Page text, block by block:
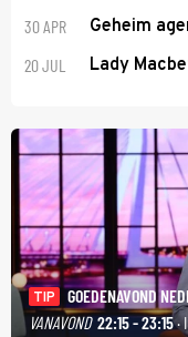
30 APR Geheim
20 JUL Lady
TIP
GOEDENAVOND
VANAVOND 22:15 - 23:15·